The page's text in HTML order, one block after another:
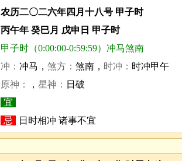
农历二〇二六年四月十八号 甲子时
丙午年 癸巳月 戊申日 甲子时
甲子时（0:00:00-0:59:59）冲马煞南
冲： 冲马， 煞方： 煞南， 时冲： 时冲甲午
原神：
， 星神： 日破
宜
忌
日时相冲 诸事不宜